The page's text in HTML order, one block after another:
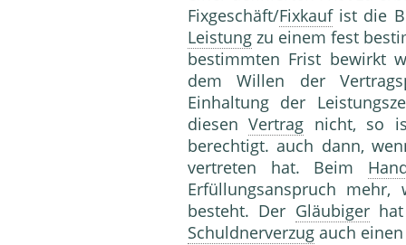
Fixgeschäft/Fixkaufist die
Leistung zu einem fest
bestimmten Frist bewirkt
dem Willen der
Einhaltung der
diesenVertrag nicht, so
berechtigt. auch dann,
vertreten hat. Beim
Erfüllungsanspruch
besteht. Der Gläubigerhat
Schuldnerverzug auch